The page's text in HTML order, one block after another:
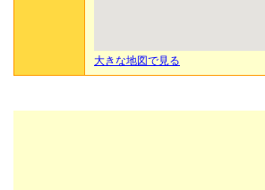
大きな地図で見る